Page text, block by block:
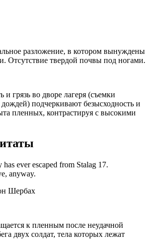
разложение, в котором вынуждены
Отсутствие твердой почвы под ногами.
и грязь во дворе лагеря (съемки
подчеркивают безысходность и
пленных, контрастируя с высокими
has ever escaped from Stalag 17.
anyway.
Шербах
к пленным после неудачной
двух солдат, тела которых лежат